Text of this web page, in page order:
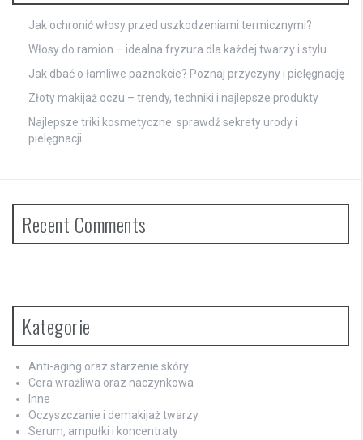
Jak ochronić włosy przed uszkodzeniami termicznymi?
Włosy do ramion – idealna fryzura dla każdej twarzy i stylu
Jak dbać o łamliwe paznokcie? Poznaj przyczyny i pielęgnację
Złoty makijaż oczu – trendy, techniki i najlepsze produkty
Najlepsze triki kosmetyczne: sprawdź sekrety urody i
pielęgnacji
Recent Comments
Kategorie
Anti-aging oraz starzenie skóry
Cera wrażliwa oraz naczynkowa
Inne
Oczyszczanie i demakijaż twarzy
Serum, ampułki i koncentraty